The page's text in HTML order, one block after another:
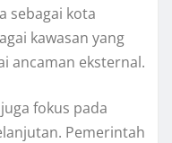
sebagai kota
kawasan yang
ancaman eksternal.
fokus pada
Pemerintah